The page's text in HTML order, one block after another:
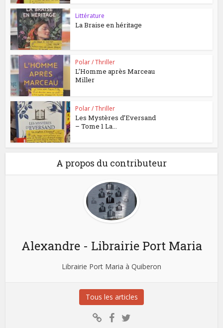
Littérature
La Braise en héritage
Polar / Thriller
L’Homme après Marceau
Miller
Polar / Thriller
Les Mystères d’Eversand
– Tome 1 La...
A propos du contributeur
Alexandre - Librairie Port Maria
Librairie Port Maria à Quiberon
Tous les articles